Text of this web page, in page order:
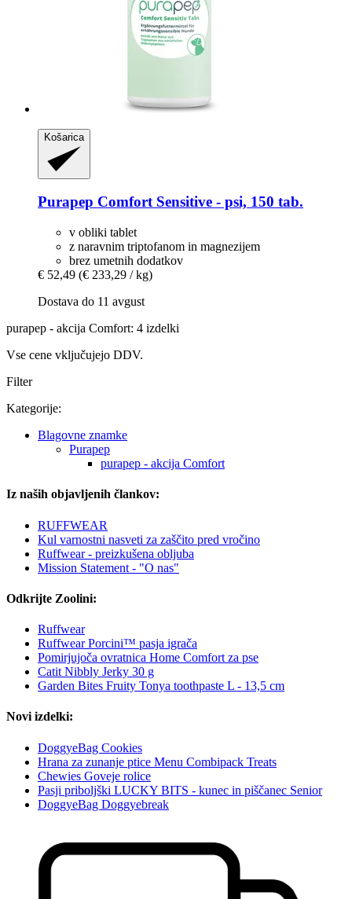
Košarica
Purapep Comfort Sensitive -​ psi, 150 tab.
v obliki tablet
z naravnim triptofanom in magnezijem
brez umetnih dodatkov
€ 52,49 (€ 233,29 / kg)
Dostava do 11 avgust
purapep - akcija Comfort: 4 izdelki
Vse cene vključujejo DDV.
Filter
Kategorije:
Blagovne znamke
Purapep
purapep - akcija Comfort
Iz naših objavljenih člankov:
RUFFWEAR
Kul varnostni nasveti za zaščito pred vročino
Ruffwear - preizkušena obljuba
Mission Statement - "O nas"
Odkrijte Zoolini:
Ruffwear
Ruffwear Porcini™ pasja igrača
Pomirjujoča ovratnica Home Comfort za pse
Catit Nibbly Jerky 30 g
Garden Bites Fruity Tonya toothpaste L - 13,5 cm
Novi izdelki:
DoggyeBag Cookies
Hrana za zunanje ptice Menu Combipack Treats
Chewies Goveje rolice
Pasji priboljški LUCKY BITS - kunec in piščanec Senior
DoggyeBag Doggyebreak